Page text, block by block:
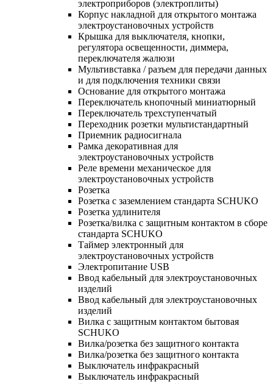
электроприборов (электроплиты)
Корпус накладной для открытого монтажа
электроустановочных устройств
Крышка для выключателя, кнопки,
регулятора освещенности, диммера,
переключателя жалюзи
Мультивставка / разъем для передачи данных
и для подключения техники связи
Основание для открытого монтажа
Переключатель кнопочный миниатюрный
Переключатель трехступенчатый
Переходник розетки мультистандартный
Приемник радиосигнала
Рамка декоративная для
электроустановочных устройств
Реле времени механическое для
электроустановочных устройств
Розетка
Розетка с заземлением стандарта SCHUKO
Розетка удлинителя
Розетка/вилка с защитным контактом в сборе
стандарта SCHUKO
Таймер электронный для
электроустановочных устройств
Электропитание USB
Ввод кабельный для электроустановочных
изделий
Ввод кабельный для электроустановочных
изделий
Вилка с защитным контактом бытовая
SCHUKO
Вилка/розетка без защитного контакта
Вилка/розетка без защитного контакта
Выключатель инфракрасный
Выключатель инфракрасный